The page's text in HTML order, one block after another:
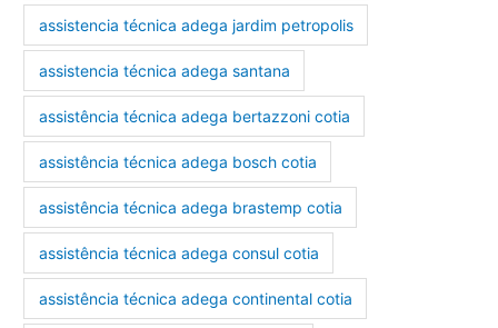
assistencia técnica adega jardim petropolis
assistencia técnica adega santana
assistência técnica adega bertazzoni cotia
assistência técnica adega bosch cotia
assistência técnica adega brastemp cotia
assistência técnica adega consul cotia
assistência técnica adega continental cotia